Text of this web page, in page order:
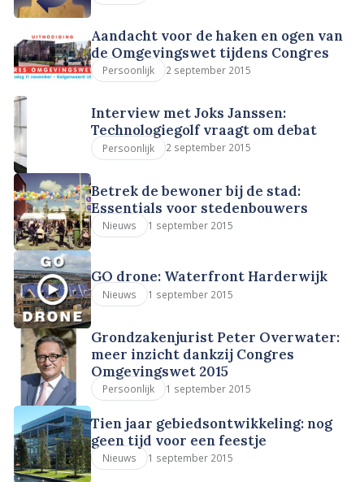
Aandacht voor de haken en ogen van
de Omgevingswet tijdens Congres
Persoonlijk 2 september 2015
Interview met Joks Janssen:
Technologiegolf vraagt om debat
Persoonlijk 2 september 2015
Betrek de bewoner bij de stad:
Essentials voor stedenbouwers
Nieuws 1 september 2015
GO drone: Waterfront Harderwijk
Nieuws 1 september 2015
Grondzakenjurist Peter Overwater:
meer inzicht dankzij Congres
Omgevingswet 2015
Persoonlijk 1 september 2015
Tien jaar gebiedsontwikkeling: nog
geen tijd voor een feestje
Nieuws 1 september 2015